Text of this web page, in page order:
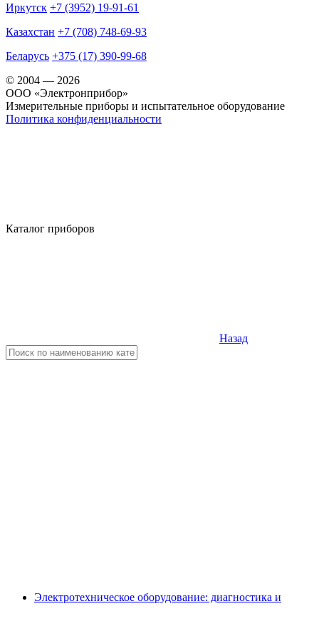
Иркутск +7 (3952) 19-91-61
Казахстан +7 (708) 748-69-93
Беларусь +375 (17) 390-99-68
© 2004 — 2026
OOO «Электронприбор»
Измерительные приборы и испытательное оборудование
Политика конфиденциальности
Каталог приборов
Назад
Электротехническое оборудование: диагностика и